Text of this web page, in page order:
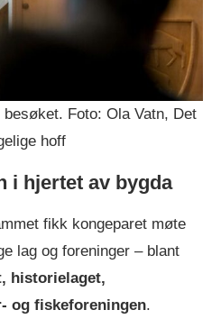
besøket. Foto: Ola Vatn, Det
hoff
i hjertet av bygda
fikk kongeparet møte
lag og foreninger – blant
historielaget,
og fiskeforeningen.